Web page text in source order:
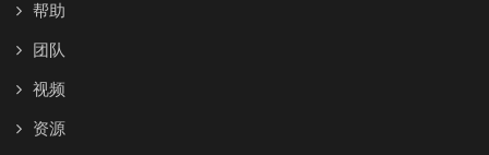
帮助
团队
视频
资源